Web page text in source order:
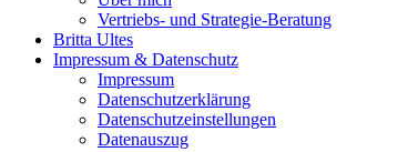
Vertriebs- und Strategie-Beratung
Britta Ultes
Impressum & Datenschutz
Impressum
Datenschutzerklärung
Datenschutzeinstellungen
Datenauszug